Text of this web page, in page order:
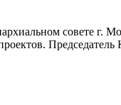
совете г.